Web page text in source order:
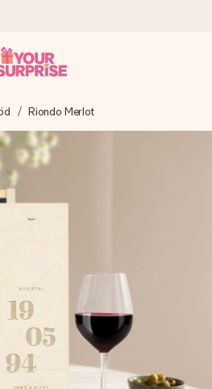
och skickar den blixtsnabbt
precis rätt tid, när det betyder som
000 recensioner)
ger oss 4,6 på Google
några få steg – med hennes
som verkligen berör
bara med all kärlek för stunden.
Riondo Merlot